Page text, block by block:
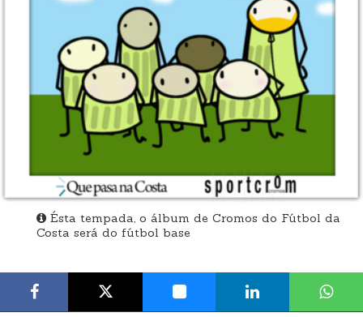
Ésta tempada, o álbum de Cromos do Fútbol da
Costa será do fútbol base